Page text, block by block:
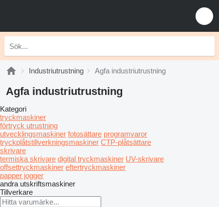
Industriutrustning Agfa industriutrustning
Agfa industriutrustning
Kategori
tryckmaskiner
förtryck utrustning
utvecklingsmaskiner fotosättare programvaror
tryckplåtstillverkningsmaskiner CTP-plåtsättare
skrivare
termiska skrivare digital tryckmaskiner UV-skrivare
offsettryckmaskiner eftertryckmaskiner
papper jogger
andra utskriftsmaskiner
Tillverkare